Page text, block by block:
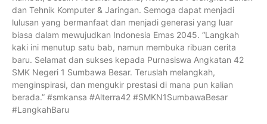
dan Tehnik Komputer & Jaringan. Semoga dapat menjadi
lulusan yang bermanfaat dan menjadi generasi yang luar
biasa dalam mewujudkan Indonesia Emas 2045. “Langkah
kaki ini menutup satu bab, namun membuka ribuan cerita
baru. Selamat dan sukses kepada Purnasiswa Angkatan 42
SMK Negeri 1 Sumbawa Besar. Teruslah melangkah,
menginspirasi, dan mengukir prestasi di mana pun kalian
berada.” #smkansa #Alterra42 #SMKN1SumbawaBesar
#LangkahBaru